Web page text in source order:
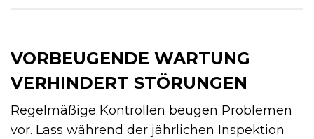
VORBEUGENDE WARTUNG
VERHINDERT STÖRUNGEN
Regelmäßige Kontrollen beugen Problemen
vor. Lass während der jährlichen Inspektion